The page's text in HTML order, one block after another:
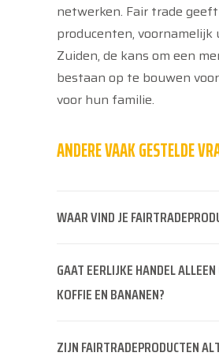
netwerken. Fair trade
producenten,
Zuiden, de kans om een
bestaan op te bouwen
voor hun familie.
ANDERE VAAK GESTELDE
WAAR VIND JE
GAAT EERLIJKE HANDEL
KOFFIE EN BANANEN?
ZIJN FAIRTRADEPRODUCTEN